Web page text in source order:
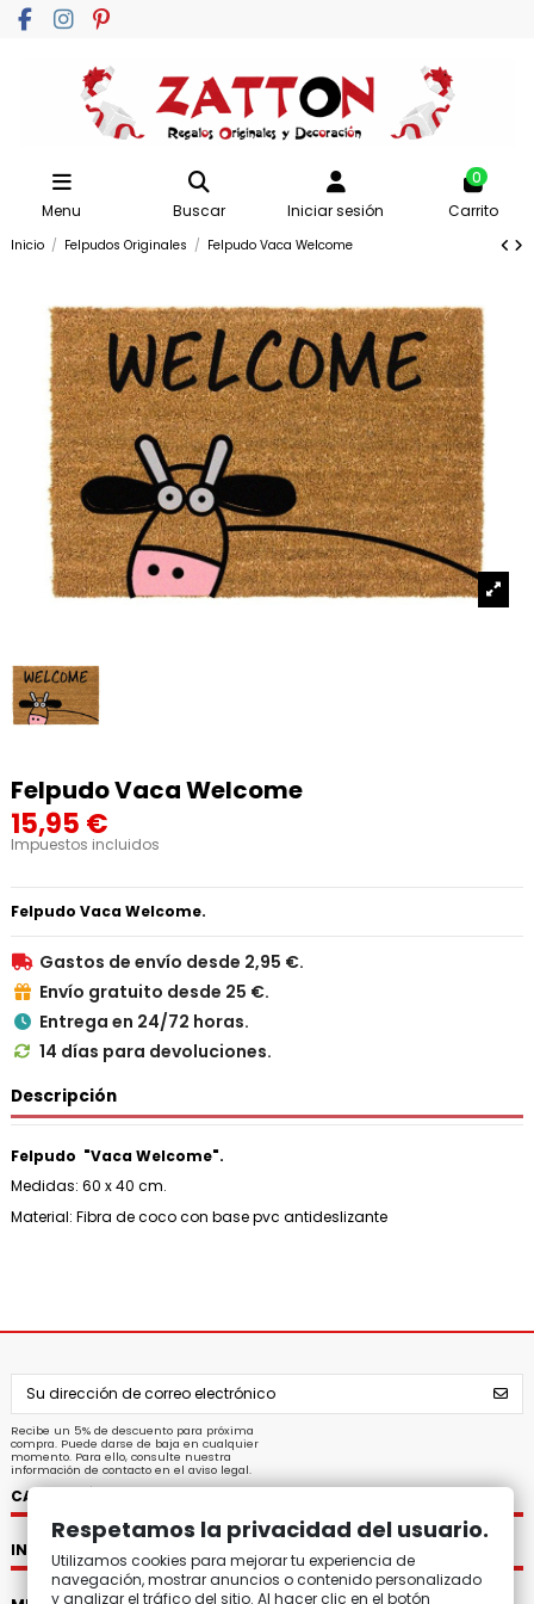
Menu Buscar Iniciar sesión
0
Carrito
Inicio Felpudos Originales Felpudo Vaca Welcome
Felpudo Vaca Welcome
15,95 €
Impuestos incluidos
Felpudo Vaca Welcome.
 Gastos de envío desde 2,95 €.
 Envío gratuito desde 25 €.
 Entrega en 24/72 horas.
 14 días para devoluciones.
Descripción
Felpudo "Vaca Welcome".
Medidas: 60 x 40 cm.
Material: Fibra de coco con base pvc antideslizante
Recibe un 5% de descuento para próxima
compra. Puede darse de baja en cualquier
momento. Para ello, consulte nuestra
información de contacto en el aviso legal.
CATEGORÍAS
INFORMACIÓN
Respetamos la privacidad del usuario.
Utilizamos cookies para mejorar tu experiencia de
navegación, mostrar anuncios o contenido personalizado
y analizar el tráfico del sitio. Al hacer clic en el botón